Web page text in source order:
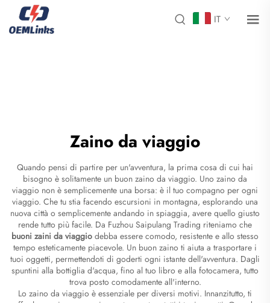
IT
Zaino da viaggio
Quando pensi di partire per un'avventura, la prima cosa di cui hai
bisogno è solitamente un buon zaino da viaggio. Uno zaino da
viaggio non è semplicemente una borsa: è il tuo compagno per ogni
viaggio. Che tu stia facendo escursioni in montagna, esplorando una
nuova città o semplicemente andando in spiaggia, avere quello giusto
rende tutto più facile. Da Fuzhou Saipulang Trading riteniamo che
buoni zaini da viaggio debba essere comodo, resistente e allo stesso
tempo esteticamente piacevole. Un buon zaino ti aiuta a trasportare i
tuoi oggetti, permettendoti di goderti ogni istante dell'avventura. Dagli
spuntini alla bottiglia d'acqua, fino al tuo libro e alla fotocamera, tutto
trova posto comodamente all'interno.
Lo zaino da viaggio è essenziale per diversi motivi. Innanzitutto, ti